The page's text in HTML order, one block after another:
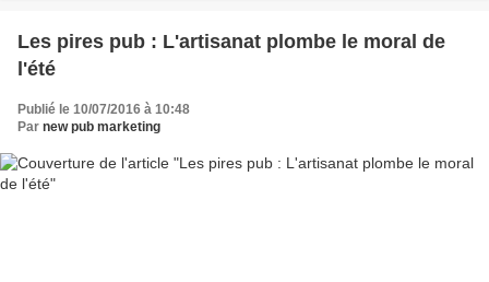
Les pires pub : L'artisanat plombe le moral de
l'été
Publié le 10/07/2016 à 10:48
Par new pub marketing